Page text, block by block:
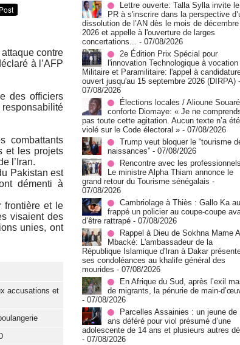
contre
à l’AFP
des officiers
responsabilité
combattants
et les projets
l’Iran.
Pakistan est
démenti à
frontière et le
visaient des
unies, ont
accusations et
Lettre ouverte: Talla Sylla invite le
PR à s'inscrire dans la perspective
dissolution de l’AN dès le mois de décembre
2026 et appelle à l'ouverture de larges
concertations... - 07/08/2026
2e Édition Prix Spécial pour
l'innovation Technologique à vocation
Militaire et Paramilitaire: l'appel à
ouvert jusqu'au 15 septembre 2026 (DIRPA) -
07/08/2026
Élections locales / Alioune Souaré
conforte Diomaye: « Je ne
pas toute cette agitation. Aucun texte n’a été
violé sur le Code électoral » - 07/08/2026
Trump veut bloquer le “tourisme
naissances” - 07/08/2026
Rencontre avec les
Le ministre Alpha Thiam annonce le
grand retour du Tourisme sénégalais -
07/08/2026
Cambriolage à Thiès : Gallo Ka
frappé un policier au coupe-coupe
d’être rattrapé - 07/08/2026
Rappel à Dieu de Sokhna Mame
Mbacké: L'ambassadeur de la
République Islamique d'Iran à Dakar
ses condoléances au khalife général des
mourides - 07/08/2026
En Afrique du Sud, après l’exil
de migrants, la pénurie de main-
- 07/08/2026
Parcelles Assainies : un jeune de
ans déféré pour viol présumé d’une
adolescente de 14 ans et plusieurs autres
- 07/08/2026